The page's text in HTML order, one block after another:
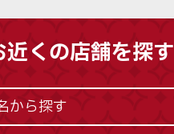
近くの店舗を探す